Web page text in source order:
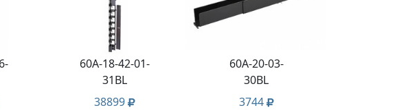
60A-18-42-01-
31BL
38899
60A-20-03-
30BL
3744